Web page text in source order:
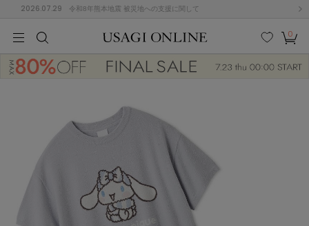
2026.07.29 令和8年熊本地震 被災地への支援に関して
に入
ト
0
(546)
D E
S T
Z
その